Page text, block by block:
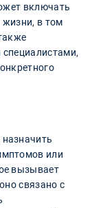
включать
жизни, в том
или
вызывает
связано с